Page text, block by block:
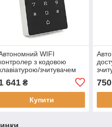
WIFI
з кодовою
зчитувачем
Smart)
користувачів
641₴
Купити
750